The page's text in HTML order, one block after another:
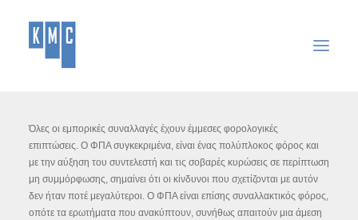
ΑΡΧΙΚΉ
ΕΤΑΙΡΕΊΑ
ΥΠΗΡΕΣΊΕΣ
ΑΝΑΚΟΙΝΏΣΕΙΣ
Όλες οι εμπορικές συναλλαγές έχουν έμμεσες φορολογικές
επιπτώσεις. Ο ΦΠΑ συγκεκριμένα, είναι ένας πολύπλοκος φόρος και
με την αύξηση του συντελεστή και τις σοβαρές κυρώσεις σε περίπτωση
μη συμμόρφωσης, σημαίνει ότι οι κίνδυνοι που σχετίζονται με αυτόν
δεν ήταν ποτέ μεγαλύτεροι. Ο ΦΠΑ είναι επίσης συναλλακτικός φόρος,
οπότε τα ερωτήματα που ανακύπτουν, συνήθως απαιτούν μια άμεση